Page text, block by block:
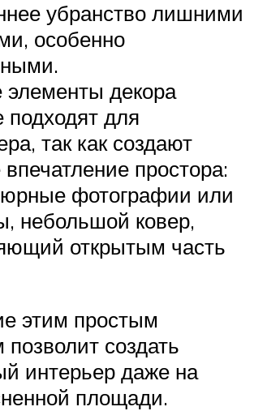
убранство лишними
особенно
элементы декора
для
так как создают
простора:
фотографии или
небольшой ковер,
открытым часть
этим простым
создать
интерьер даже на
площади.